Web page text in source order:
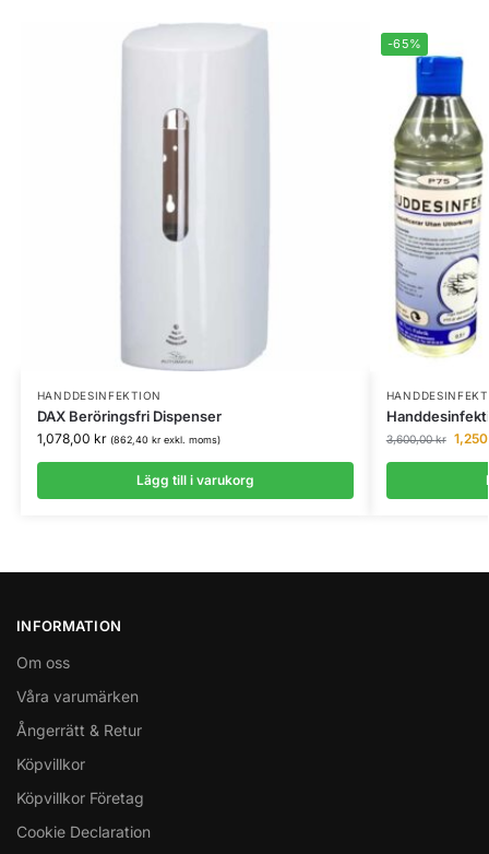
HANDDESINFEKTION
DAX Beröringsfri Dispenser
1,078,00 kr (862,40 krexkl. moms)
Lägg till i varukorg
-65%
3,600,00kr
INFORMATION
Om oss
Våra varumärken
Ångerrätt & Retur
Köpvillkor
Köpvillkor Företag
Cookie Declaration